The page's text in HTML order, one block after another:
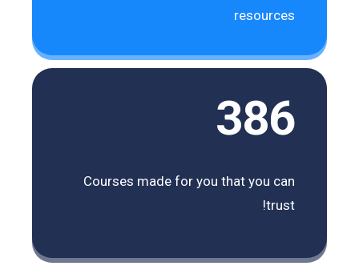
resources
386
Courses made for you that you can
trust!